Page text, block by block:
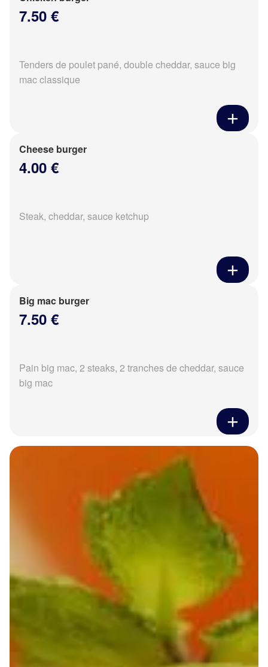
7.50 €
Tenders de poulet pané, double cheddar, sauce big
mac classique
Cheese burger
4.00 €
Steak, cheddar, sauce ketchup
Big mac burger
7.50 €
Pain big mac, 2 steaks, 2 tranches de cheddar, sauce
big mac